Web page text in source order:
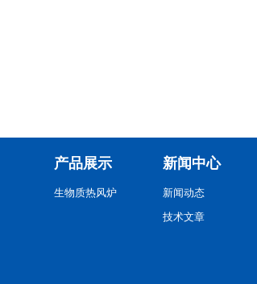
产品展示
生物质热风炉
新闻中心
新闻动态
技术文章